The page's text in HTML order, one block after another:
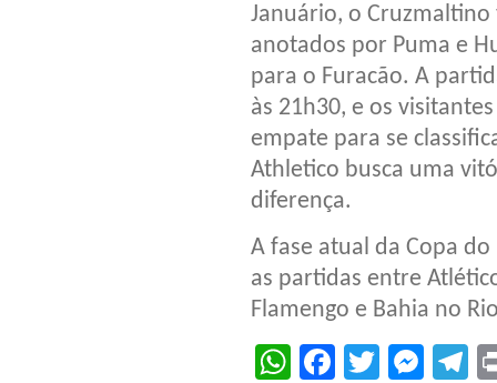
Januário, o
anotados por Puma e
para o Furacão. A
às 21h30, e os
empate para se
Athletico busca uma
diferença.
A fase atual da Copa
as partidas entre
Flamengo e Bahia no
WhatsApp
Facebook
Twitter